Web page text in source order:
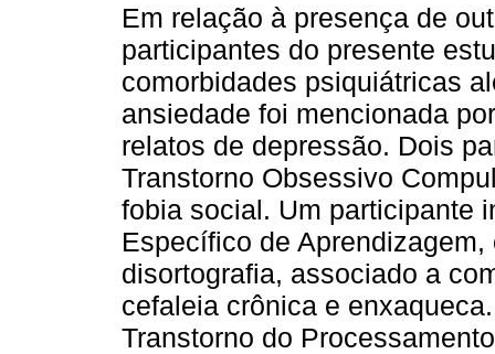
Em relação à presença de
participantes do presente
comorbidades psiquiátricas
ansiedade foi mencionada
relatos de depressão. Dois
Transtorno Obsessivo
fobia social. Um participante
Específico de
disortografia, associado a
cefaleia crônica e
Transtorno do